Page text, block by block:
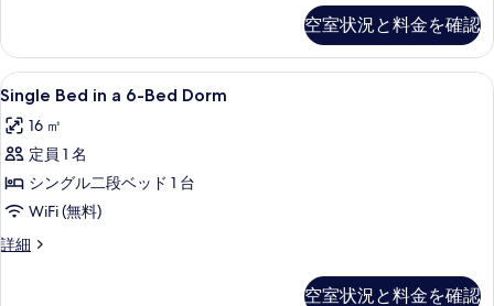
す
る
の
す
べ
て
の
写
真
6-
Bed
Dorm
bed,
2
の
詳
空室状況と料金を確認
Single
Bed
in
a
6-
Bed
Dorm
Single Bed in a 6-Bed Dorm | 防音設
8
Single Bed in a 6-Bed Dorm
16 ㎡
定員 1 名
シングル二段ベッド 1 台
WiFi (無料)
詳細
Single
空室状況と料金を確認